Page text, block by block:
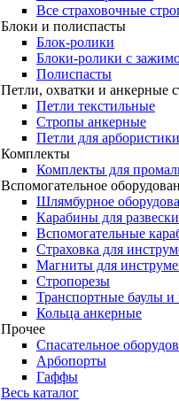
Все страховочные
Блоки и полиспасты
Блок-ролики
Блоки-ролики с
Полиспасты
Петли, охватки и анкерные
Петли текстильные
Стропы анкерные
Петли для арбористики
Комплекты
Комплекты для
Вспомогательное
Шлямбурное
Карабины для развески
Вспомогательные
Страховка для
Магниты для
Стропорезы
Транспортные баулы
Кольца анкерные
Прочее
Спасательное
Арбопорты
Гаффы
Весь каталог